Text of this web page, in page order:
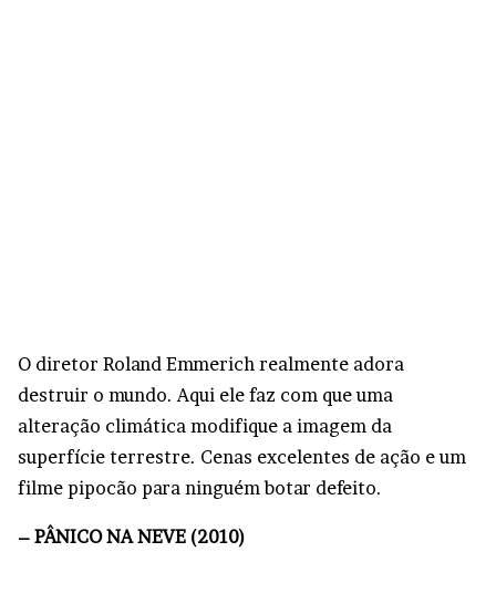
O diretor Roland Emmerich realmente adora
destruir o mundo. Aqui ele faz com que uma
alteração climática modifique a imagem da
superfície terrestre. Cenas excelentes de ação e um
filme pipocão para ninguém botar defeito.
– PÂNICO NA NEVE (2010)